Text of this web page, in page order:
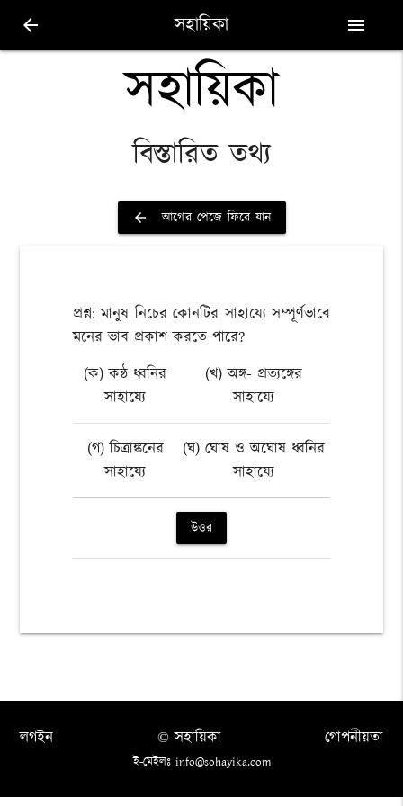
arrow_back সহায়িকা menu
সহায়িকা
বিস্তারিত তথ্য
arrow_back আগের পেজে ফিরে যান
প্রশ্ন: মানুষ নিচের কোনটির সাহায্যে সম্পূর্ণভাবে
মনের ভাব প্রকাশ করতে পারে?
(ক) কন্ঠ ধ্বনির
সাহায্যে
(খ) অঙ্গ- প্রত্যঙ্গের
সাহায্যে
(গ) চিত্রাঙ্কনের
সাহায্যে
(ঘ) ঘোষ ও অঘোষ ধ্বনির
সাহায্যে
উত্তর
লগইন গোপনীয়তা
© সহায়িকা
ই-মেইলঃ info@sohayika.com